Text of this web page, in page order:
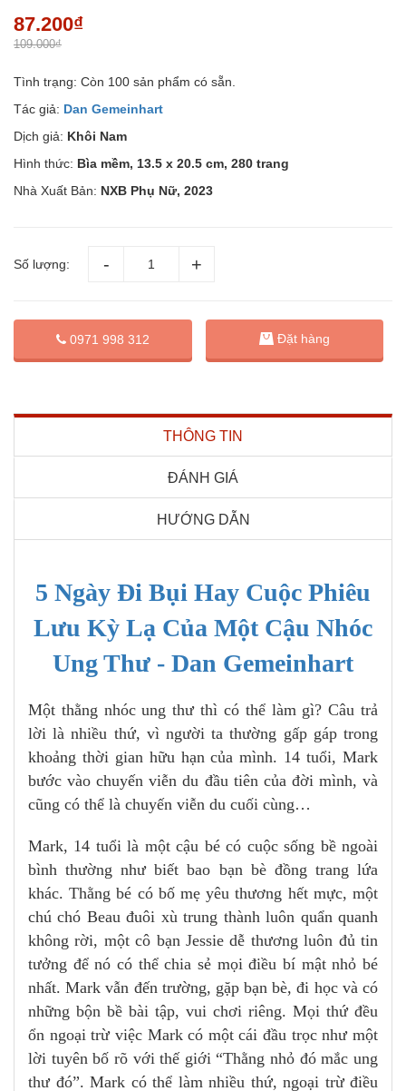
87.200₫
109.000₫
Tình trạng: Còn 100 sản phẩm có sẵn.
Tác giả: Dan Gemeinhart
Dịch giả: Khôi Nam
Hình thức: Bìa mềm, 13.5 x 20.5 cm, 280 trang
Nhà Xuất Bản: NXB Phụ Nữ, 2023
Số lượng:
0971 998 312 Đặt hàng
THÔNG TIN
ĐÁNH GIÁ
HƯỚNG DẪN
5 Ngày Đi Bụi Hay Cuộc Phiêu
Lưu Kỳ Lạ Của Một Cậu Nhóc
Ung Thư - Dan Gemeinhart
Một thằng nhóc ung thư thì có thể làm gì? Câu trả
lời là nhiều thứ, vì người ta thường gấp gáp trong
khoảng thời gian hữu hạn của mình. 14 tuổi, Mark
bước vào chuyến viễn du đầu tiên của đời mình, và
cũng có thể là chuyến viễn du cuối cùng…
Mark, 14 tuổi là một cậu bé có cuộc sống bề ngoài
bình thường như biết bao bạn bè đồng trang lứa
khác. Thằng bé có bố mẹ yêu thương hết mực, một
chú chó Beau đuôi xù trung thành luôn quẩn quanh
không rời, một cô bạn Jessie dễ thương luôn đủ tin
tưởng để nó có thể chia sẻ mọi điều bí mật nhỏ bé
nhất. Mark vẫn đến trường, gặp bạn bè, đi học và có
những bộn bề bài tập, vui chơi riêng. Mọi thứ đều
ổn ngoại trừ việc Mark có một cái đầu trọc như một
lời tuyên bố rõ với thế giới “Thằng nhỏ đó mắc ung
thư đó”. Mark có thể làm nhiều thứ, ngoại trừ điều